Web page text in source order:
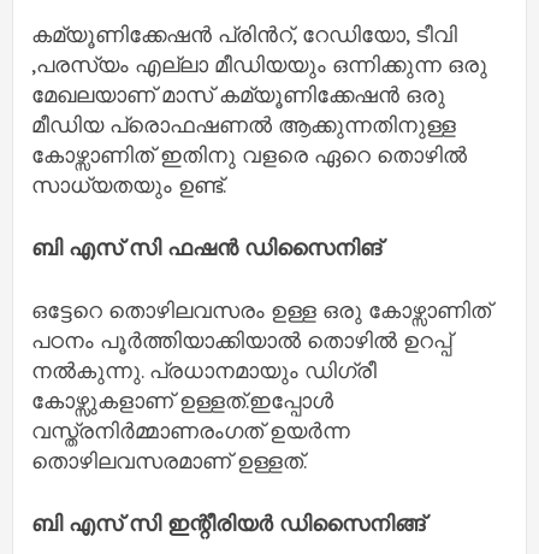
കമ്യൂണിക്കേഷൻ പ്രിൻറ്, റേഡിയോ, ടീവി
,പരസ്യം എല്ലാ മീഡിയയും ഒന്നിക്കുന്ന ഒരു
മേഖലയാണ് മാസ് കമ്യൂണിക്കേഷൻ ഒരു
മീഡിയ പ്രൊഫഷണൽ ആക്കുന്നതിനുള്ള
കോഴ്സാണിത് ഇതിനു വളരെ ഏറെ തൊഴിൽ
സാധ്യതയും ഉണ്ട്.
ബി എസ് സി ഫഷൻ ഡിസൈനിങ്
ഒട്ടേറെ തൊഴിലവസരം ഉള്ള ഒരു കോഴ്സാണിത്
പഠനം പൂർത്തിയാക്കിയാൽ തൊഴിൽ ഉറപ്പ്
നൽകുന്നു. പ്രധാനമായും ഡിഗ്രീ
കോഴ്സുകളാണ് ഉള്ളത്.ഇപ്പോൾ
വസ്ത്രനിർമ്മാണരംഗത് ഉയർന്ന
തൊഴിലവസരമാണ് ഉള്ളത്.
ബി എസ് സി ഇന്റീരിയർ ഡിസൈനിങ്ങ്